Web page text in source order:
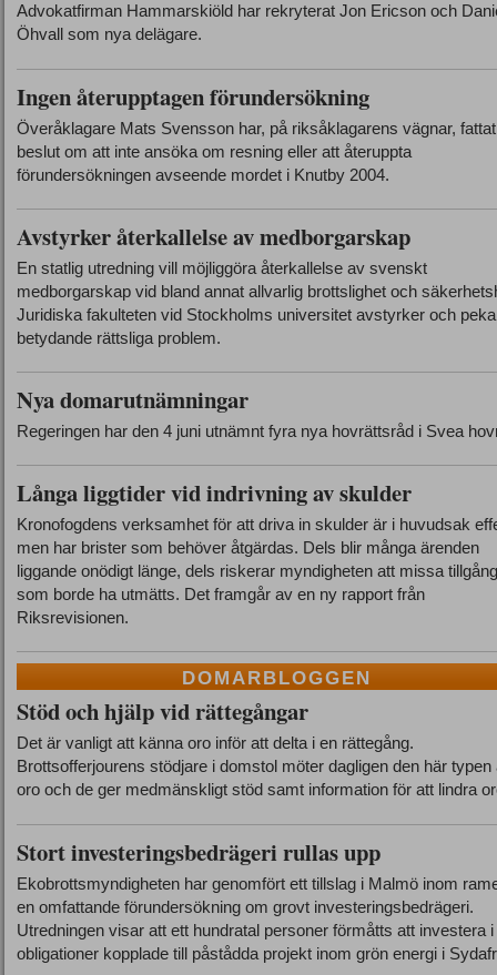
Advokatfirman Hammarskiöld har rekryterat Jon Ericson och
Öhvall som nya delägare.
Ingen återupptagen förundersökning
Överåklagare Mats Svensson har, på riksåklagarens vägnar, fattat
beslut om att inte ansöka om resning eller att återuppta
förundersökningen avseende mordet i Knutby 2004.
Avstyrker återkallelse av medborgarskap
En statlig utredning vill möjliggöra återkallelse av svenskt
medborgarskap vid bland annat allvarlig brottslighet och
Juridiska fakulteten vid Stockholms universitet avstyrker och
betydande rättsliga problem.
Nya domarutnämningar
Regeringen har den 4 juni utnämnt fyra nya hovrättsråd i Svea
Långa liggtider vid indrivning av skulder
Kronofogdens verksamhet för att driva in skulder är i huvudsak
men har brister som behöver åtgärdas. Dels blir många ärenden
liggande onödigt länge, dels riskerar myndigheten att missa
som borde ha utmätts. Det framgår av en ny rapport från
Riksrevisionen.
DOMARBLOGGEN
Stöd och hjälp vid rättegångar
Det är vanligt att känna oro inför att delta i en rättegång.
Brottsofferjourens stödjare i domstol möter dagligen den här typen
oro och de ger medmänskligt stöd samt information för att lindra
Stort investeringsbedrägeri rullas upp
Ekobrottsmyndigheten har genomfört ett tillslag i Malmö inom
en omfattande förundersökning om grovt investeringsbedrägeri.
Utredningen visar att ett hundratal personer förmåtts att investera i
obligationer kopplade till påstådda projekt inom grön energi i